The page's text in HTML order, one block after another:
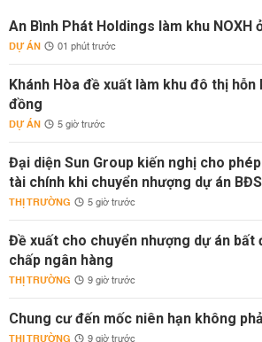
An Bình Phát Holdings làm khu NOXH
DỰ ÁN 01 phút trước
Khánh Hòa đề xuất làm khu đô thị hỗn
đồng
DỰ ÁN 5 giờ trước
Đại diện Sun Group kiến nghị cho
tài chính khi chuyển nhượng dự án BĐS
THỊ TRƯỜNG 5 giờ trước
Đề xuất cho chuyển nhượng dự án bất
chấp ngân hàng
THỊ TRƯỜNG 9 giờ trước
Chung cư đến mốc niên hạn không